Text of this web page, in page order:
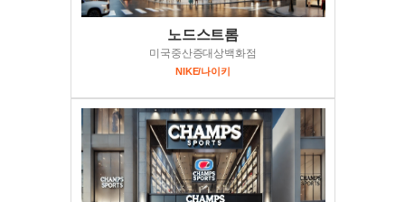
노드스트롬
미국중산증대상백화점
NIKE/나이키